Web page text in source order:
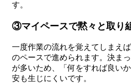
す。
③マイペースで黙々と取り
一度作業の流れを覚えてしまえ
のペースで進められます。決ま
が多いため、「何をすれば良い
安も生じにくいです。